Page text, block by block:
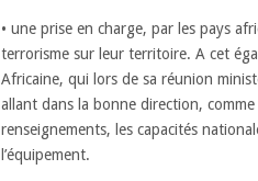
• une prise en charge, par les pays
terrorisme sur leur territoire. A cet
Africaine, qui lors de sa réunion
allant dans la bonne direction,
renseignements, les capacités
l’équipement.